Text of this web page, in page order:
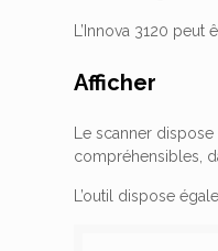
L’Innova 3120
Afficher
Le scanner
compréhensibles,
L’outil dispose